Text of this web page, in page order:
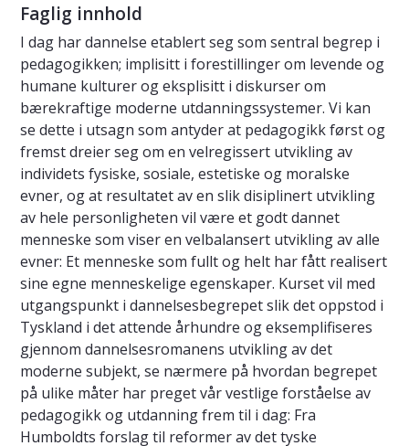
Faglig innhold
I dag har dannelse etablert seg som sentral begrep i
pedagogikken; implisitt i forestillinger om levende og
humane kulturer og eksplisitt i diskurser om
bærekraftige moderne utdanningssystemer. Vi kan
se dette i utsagn som antyder at pedagogikk først og
fremst dreier seg om en velregissert utvikling av
individets fysiske, sosiale, estetiske og moralske
evner, og at resultatet av en slik disiplinert utvikling
av hele personligheten vil være et godt dannet
menneske som viser en velbalansert utvikling av alle
evner: Et menneske som fullt og helt har fått realisert
sine egne menneskelige egenskaper. Kurset vil med
utgangspunkt i dannelsesbegrepet slik det oppstod i
Tyskland i det attende århundre og eksemplifiseres
gjennom dannelsesromanens utvikling av det
moderne subjekt, se nærmere på hvordan begrepet
på ulike måter har preget vår vestlige forståelse av
pedagogikk og utdanning frem til i dag: Fra
Humboldts forslag til reformer av det tyske